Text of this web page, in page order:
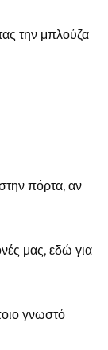
την μπλούζα
πόρτα, αν
μας, εδώ για
γνωστό